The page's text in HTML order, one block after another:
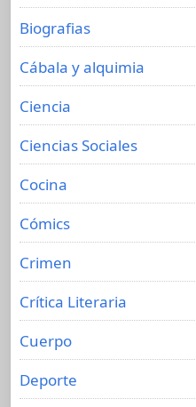
Biografias
Cábala y alquimia
Ciencia
Ciencias Sociales
Cocina
Cómics
Crimen
Crítica Literaria
Cuerpo
Deporte